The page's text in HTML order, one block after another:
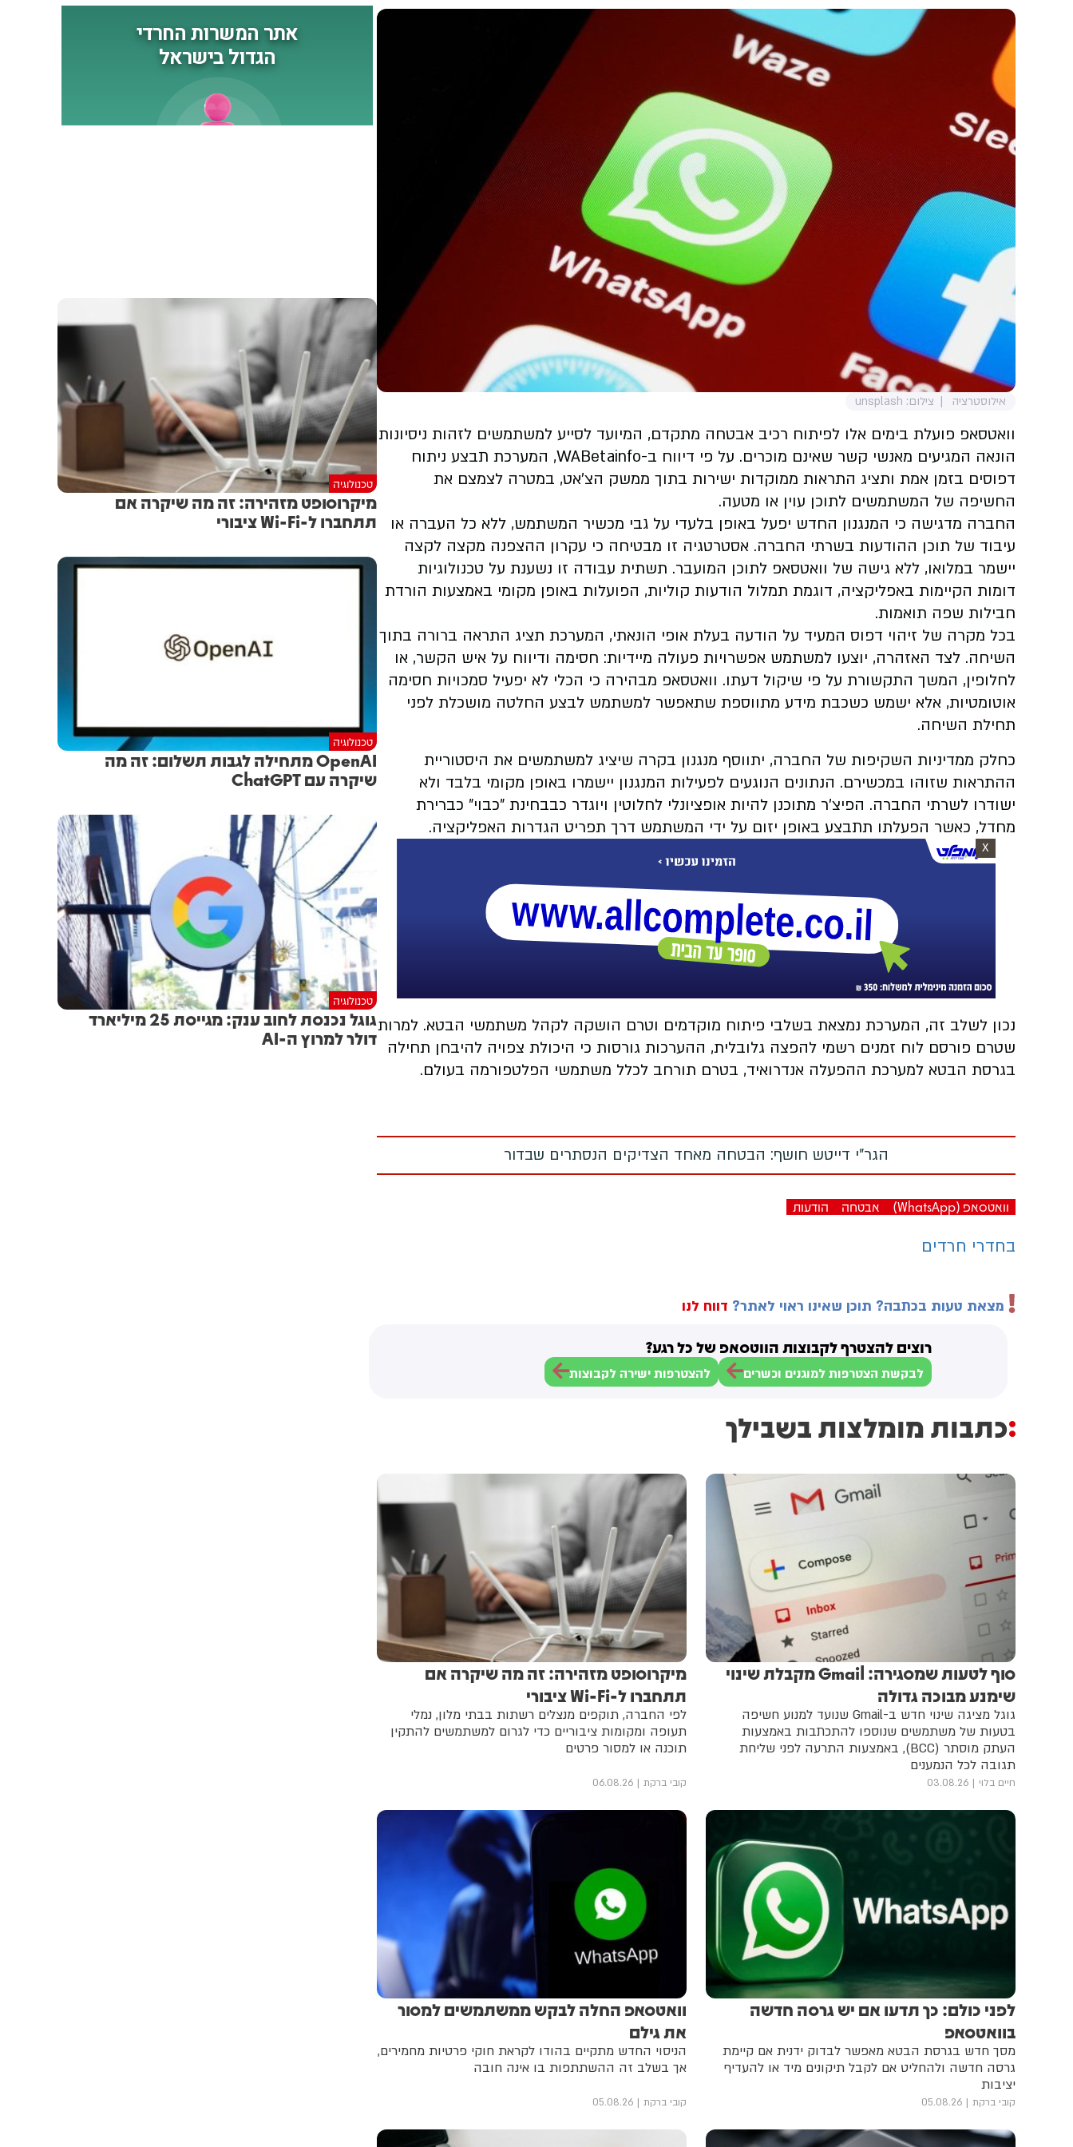
נגד כוחותינו ונגד אזרחינו.
אילוסטרציה צילום: unsplash
וואטסאפ פועלת בימים אלו לפיתוח רכיב אבטחה מתקדם, המיועד לסייע למשתמשים לזהות ניסיונות
הונאה המגיעים מאנשי קשר שאינם מוכרים. על פי דיווח ב-WABetainfo, המערכת תבצע ניתוח
דפוסים בזמן אמת ותציג התראות ממוקדות ישירות בתוך ממשק הצ'אט, במטרה לצמצם את
החשיפה של המשתמשים לתוכן עוין או מטעה.
החברה מדגישה כי המנגנון החדש יפעל באופן בלעדי על גבי מכשיר המשתמש, ללא כל העברה או
עיבוד של תוכן ההודעות בשרתי החברה. אסטרטגיה זו מבטיחה כי עקרון ההצפנה מקצה לקצה
יישמר במלואו, ללא גישה של וואטסאפ לתוכן המועבר. תשתית עבודה זו נשענת על טכנולוגיות
דומות הקיימות באפליקציה, דוגמת תמלול הודעות קוליות, הפועלות באופן מקומי באמצעות הורדת
חבילות שפה תואמות.
בכל מקרה של זיהוי דפוס המעיד על הודעה בעלת אופי הונאתי, המערכת תציג התראה ברורה בתוך
השיחה. לצד האזהרה, יוצעו למשתמש אפשרויות פעולה מיידיות: חסימה ודיווח על איש הקשר, או
לחלופין, המשך התקשורת על פי שיקול דעתו. וואטסאפ מבהירה כי הכלי לא יפעיל סמכויות חסימה
אוטומטיות, אלא ישמש כשכבת מידע מתווספת שתאפשר למשתמש לבצע החלטה מושכלת לפני
תחילת השיחה.
כחלק ממדיניות השקיפות של החברה, יתווסף מנגנון בקרה שיציג למשתמשים את היסטוריית
ההתראות שזוהו במכשירם. הנתונים הנוגעים לפעילות המנגנון יישמרו באופן מקומי בלבד ולא
ישודרו לשרתי החברה. הפיצ'ר מתוכנן להיות אופציונלי לחלוטין ויוגדר כבבחינת "כבוי" כברירת
מחדל, כאשר הפעלתו תתבצע באופן יזום על ידי המשתמש דרך תפריט הגדרות האפליקציה.
X
נכון לשלב זה, המערכת נמצאת בשלבי פיתוח מוקדמים וטרם הושקה לקהל משתמשי הבטא. למרות
שטרם פורסם לוח זמנים רשמי להפצה גלובלית, ההערכות גורסות כי היכולת צפויה להיבחן תחילה
בגרסת הבטא למערכת ההפעלה אנדרואיד, בטרם תורחב לכלל משתמשי הפלטפורמה בעולם.
הגר"י דייטש חושף: הבטחה מאחד הצדיקים הנסתרים שבדור
וואטסאפ (WhatsApp) אבטחה הודעות
בחדרי חרדים
מצאת טעות בכתבה? תוכן שאינו ראוי לאתר? דווח לנו
רוצים להצטרף לקבוצות הווטסאפ של כל רגע?
לבקשת הצטרפות למוגנים וכשרים להצטרפות ישירה לקבוצות
כתבות מומלצות בשבילך
סוף לטעות שמסגירה: Gmail מקבלת שינוי
שימנע מבוכה גדולה
גוגל מציגה שינוי חדש ב-Gmail שנועד למנוע חשיפה
בטעות של משתמשים שנוספו להתכתבות באמצעות
העתק מוסתר (BCC), באמצעות התרעה לפני שליחת
תגובה לכל הנמענים
חיים בלוי 03.08.26
מיקרוסופט מזהירה: זה מה שיקרה אם
תתחברו ל-Wi-Fi ציבורי
לפי החברה, תוקפים מנצלים רשתות בבתי מלון, נמלי
תעופה ומקומות ציבוריים כדי לגרום למשתמשים להתקין
תוכנה או למסור פרטים
קובי ברקת 06.08.26
לפני כולם: כך תדעו אם יש גרסה חדשה
בוואטסאפ
מסך חדש בגרסת הבטא מאפשר לבדוק ידנית אם קיימת
גרסה חדשה ולהחליט אם לקבל תיקונים מיד או להעדיף
יציבות
קובי ברקת 05.08.26
וואטסאפ החלה לבקש ממשתמשים למסור
את גילם
הניסוי החדש מתקיים בהודו לקראת חוקי פרטיות מחמירים,
אך בשלב זה ההשתתפות בו אינה חובה
קובי ברקת 05.08.26
טכנולוגיה
מיקרוסופט מזהירה: זה מה שיקרה אם
תתחברו ל-Wi-Fi ציבורי
טכנולוגיה
OpenAI מתחילה לגבות תשלום: זה מה
שיקרה עם ChatGPT
טכנולוגיה
גוגל נכנסת לחוב ענק: מגייסת 25 מיליארד
דולר למרוץ ה-AI